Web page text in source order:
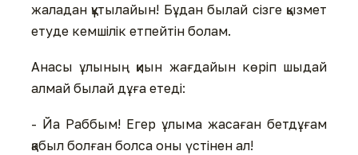
жаладан құтылайын! Бұдан былай сізге қызмет
етуде кемшілік етпейтін болам.
Анасы ұлының қиын жағдайын көріп шыдай
алмай былай дұға етеді:
- Йа Раббым! Егер ұлыма жасаған бетдұғам
қабыл болған болса оны үстінен ал!